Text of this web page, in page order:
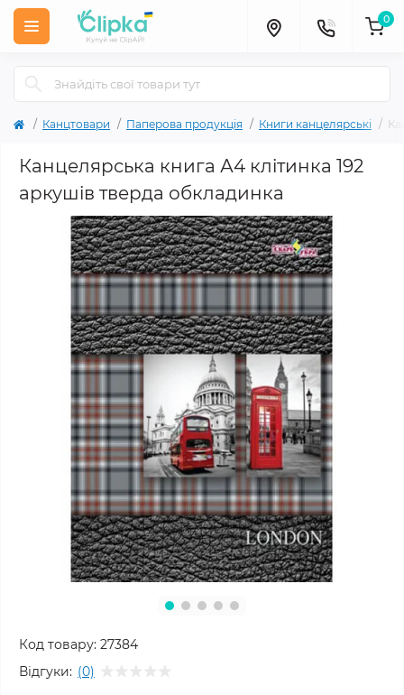
0
Канцтовари Паперова продукція Книги канцелярські
Канцелярська книга А4 клітинка 192
аркушів тверда обкладинка
Код товару: 27384
Відгуки: (0)